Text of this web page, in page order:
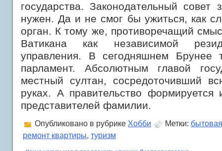
государства. Законодательный совет
нужен. Да и не смог бы ужиться, как
орган. К тому же, противоречащий
Ватикана как независимой
управления. В сегодняшнем Брунее
парламент. Абсолютным главой
местный султан, сосредоточивший
руках. А правительство
представителей фамилии.
Опубликовано в рубрике Хобби Метки:
ремонт квартиры, туризм